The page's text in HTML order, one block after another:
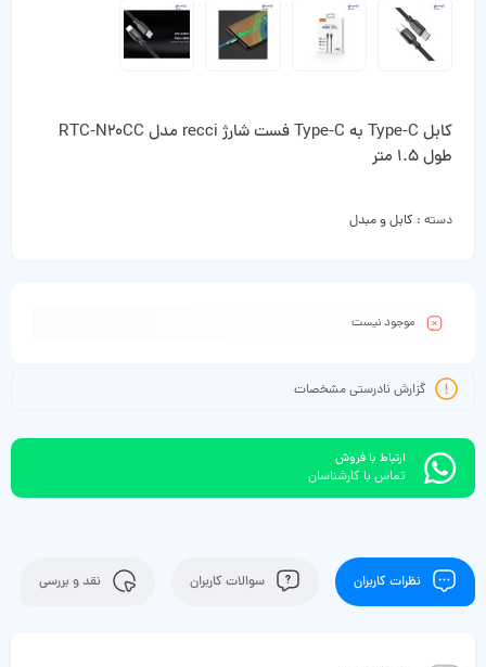
کابل Type-C به Type-C فست شارژ recci مدل RTC-N20CC
طول 1.5 متر
دسته : کابل و مبدل
موجود نیست
گزارش نادرستی مشخصات
ارتباط با فروش
تماس با کارشناسان
نظرات کاربران سوالات کاربران نقد و بررسی